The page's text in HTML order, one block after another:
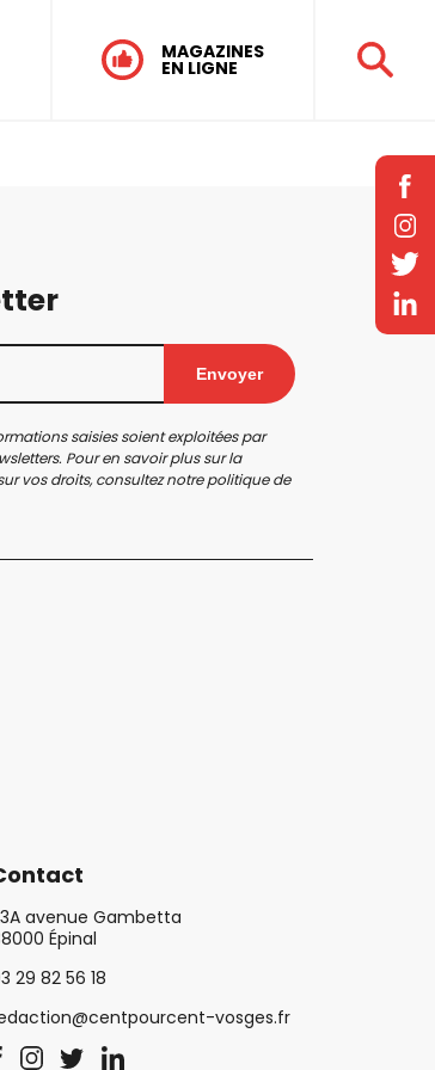
MAGAZINES
EN LIGNE
Envoyer
saisies soient exploitées par
Pour en savoir plus sur la
vos droits, consultez notrepolitique de
avenue Gambetta
Épinal
29 82 56 18
vosges.fr